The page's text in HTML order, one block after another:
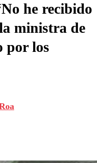
he recibido
ministra de
por los